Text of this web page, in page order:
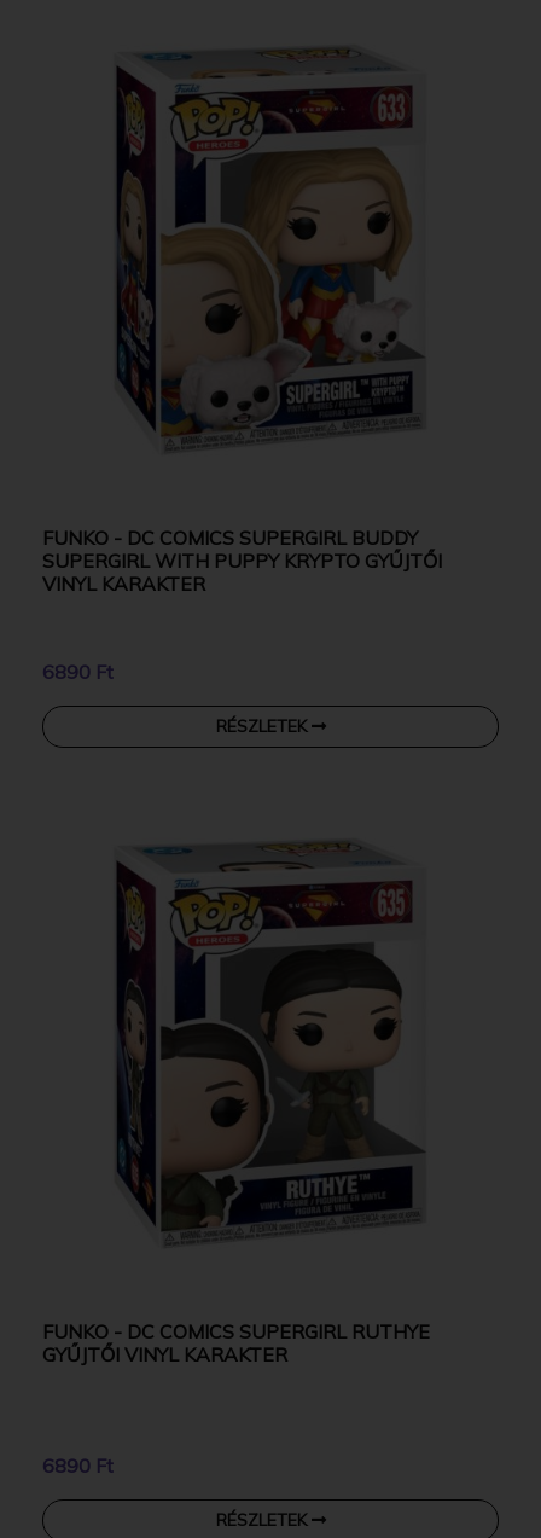
FUNKO - DC COMICS SUPERGIRL BUDDY
SUPERGIRL WITH PUPPY KRYPTO GYŰJTŐI
VINYL KARAKTER
6890 Ft
RÉSZLETEK
FUNKO - DC COMICS SUPERGIRL RUTHYE
GYŰJTŐI VINYL KARAKTER
6890 Ft
RÉSZLETEK